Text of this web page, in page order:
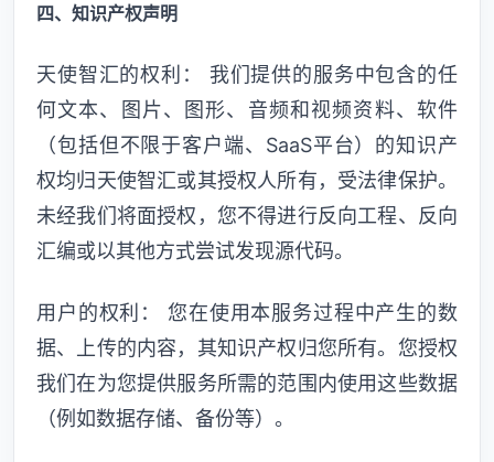
四、知识产权声明
天使智汇的权利： 我们提供的服务中包含的任
何文本、图片、图形、音频和视频资料、软件
（包括但不限于客户端、SaaS平台）的知识产
权均归天使智汇或其授权人所有，受法律保护。
未经我们将面授权，您不得进行反向工程、反向
汇编或以其他方式尝试发现源代码。
用户的权利： 您在使用本服务过程中产生的数
据、上传的内容，其知识产权归您所有。您授权
我们在为您提供服务所需的范围内使用这些数据
（例如数据存储、备份等）。